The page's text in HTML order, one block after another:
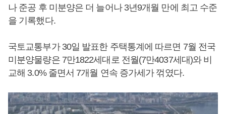
나 준공 후 미분양은 더 늘어나 3년9개월 만에 최고 수준
을 기록했다.
국토교통부가 30일 발표한 주택통계에 따르면 7월 전국
미분양물량은 7만1822세대로 전월(7만4037세대)와 비
교해 3.0% 줄면서 7개월 연속 증가세가 꺾였다.